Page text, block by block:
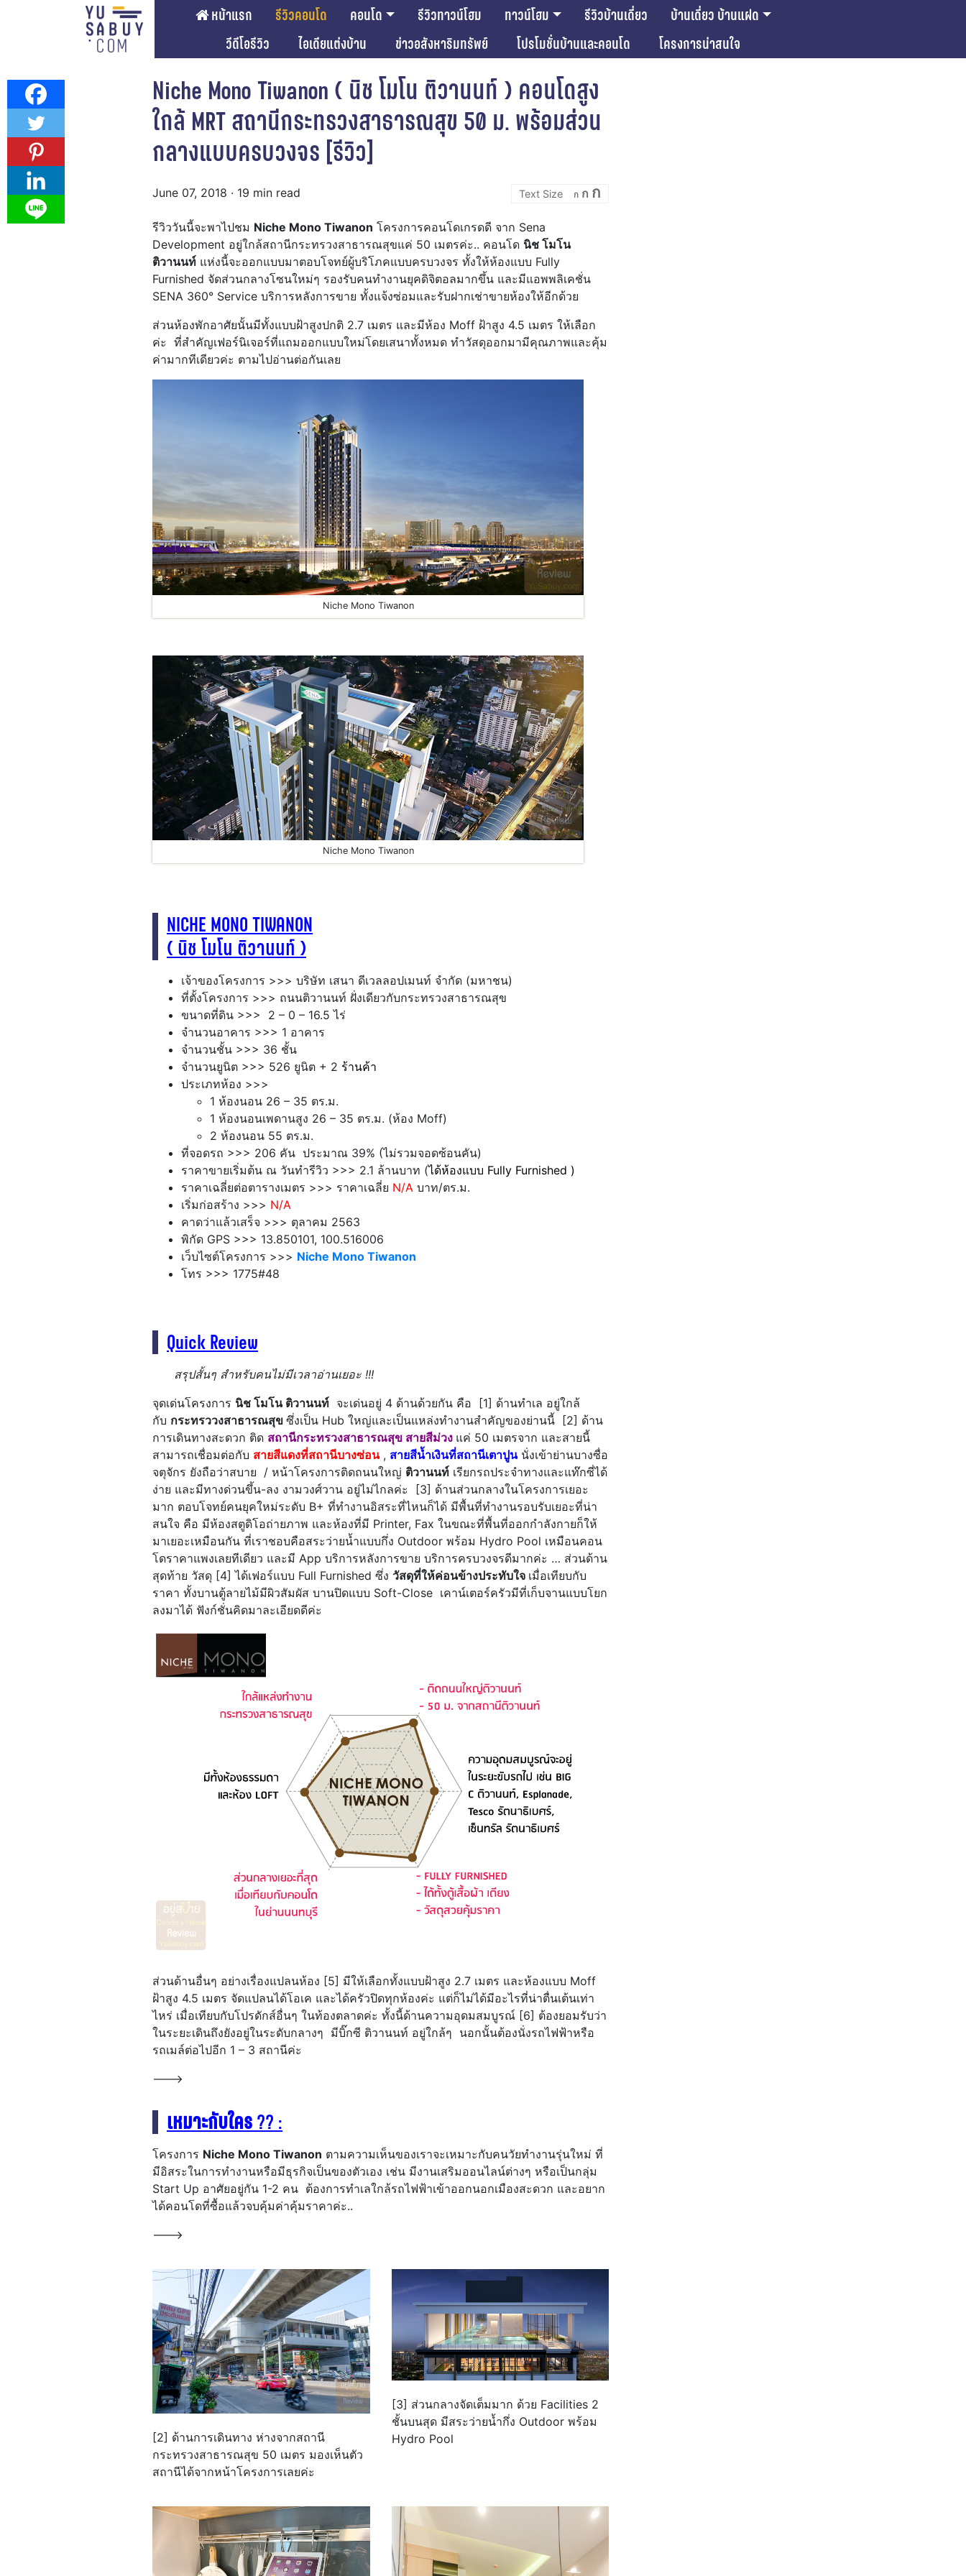
หน้าแรก รีวิวคอนโด คอนโด รีวิวทาวน์โฮม ทาวน์โฮม รีวิวบ้านเดี่ยว
บ้านเดี่ยว บ้านแฝด
วีดีโอรีวิว
ไอเดียแต่งบ้าน ข่าวอสังหาริมทรัพย์ โปรโมชั่นบ้านและคอนโด โครงการน่าสนใจ
Niche Mono Tiwanon ( นิช โมโน ติวานนท์ ) คอนโดสูง
ใกล้ MRT สถานีกระทรวงสาธารณสุข 50 ม. พร้อมส่วน
กลางแบบครบวงจร [รีวิว]
June 07, 2018 · 19 min read ก
Decrease
font
size.
ก Reset
font
ก
รีวิววันนี้จะพาไปชม Niche Mono Tiwanon โครงการคอนโดเกรดดี จาก Sena
Development อยู่ใกล้สถานีกระทรวงสาธารณสุขแค่ 50 เมตรค่ะ.. คอนโด นิช โมโน
ติวานนท์ แห่งนี้จะออกแบบมาตอบโจทย์ผู้บริโภคแบบครบวงจร ทั้งให้ห้องแบบ Fully
Furnished จัดส่วนกลางโซนใหม่ๆ รองรับคนทำงานยุคดิจิตอลมากขึ้น และมีแอพพลิเคชั่น
SENA 360° Service บริการหลังการขาย ทั้งแจ้งซ่อมและรับฝากเช่าขายห้องให้อีกด้วย
ส่วนห้องพักอาศัยนั้นมีทั้งแบบฝ้าสูงปกติ 2.7 เมตร และมีห้อง Moff ฝ้าสูง 4.5 เมตร ให้เลือก
ค่ะ ที่สำคัญเฟอร์นิเจอร์ที่แถมออกแบบใหม่โดยเสนาทั้งหมด ทำวัสดุออกมามีคุณภาพและคุ้ม
ค่ามากทีเดียวค่ะ ตามไปอ่านต่อกันเลย
Niche Mono Tiwanon
Niche Mono Tiwanon
NICHE MONO TIWANON
( นิช โมโน ติวานนท์ )
เจ้าของโครงการ >>> บริษัท เสนา ดีเวลลอปเมนท์ จำกัด (มหาชน)
ที่ตั้งโครงการ >>> ถนนติวานนท์ ฝั่งเดียวกับกระทรวงสาธารณสุข
ขนาดที่ดิน >>> 2 – 0 – 16.5 ไร่
จำนวนอาคาร >>> 1 อาคาร
จำนวนชั้น >>> 36 ชั้น
จำนวนยูนิต >>> 526 ยูนิต + 2 ร้านค้า
ประเภทห้อง >>>
1 ห้องนอน 26 – 35 ตร.ม.
1 ห้องนอนเพดานสูง 26 – 35 ตร.ม. (ห้อง Moff)
2 ห้องนอน 55 ตร.ม.
ที่จอดรถ >>> 206 คัน ประมาณ 39% (ไม่รวมจอดซ้อนคัน)
ราคาขายเริ่มต้น ณ วันทำรีวิว >>> 2.1 ล้านบาท (ได้ห้องแบบ Fully Furnished )
ราคาเฉลี่ยต่อตารางเมตร >>> ราคาเฉลี่ย N/A บาท/ตร.ม.
เริ่มก่อสร้าง >>> N/A
คาดว่าแล้วเสร็จ >>> ตุลาคม 2563
พิกัด GPS >>> 13.850101, 100.516006
เว็บไซต์โครงการ >>> Niche Mono Tiwanon
โทร >>> 1775#48
Quick Review
สรุปสั้นๆ สำหรับคนไม่มีเวลาอ่านเยอะ !!!
จุดเด่นโครงการ นิช โมโน ติวานนท์ จะเด่นอยู่ 4 ด้านด้วยกัน คือ [1] ด้านทำเล อยู่ใกล้
กับ กระทรววงสาธารณสุข ซึ่งเป็น Hub ใหญ่และเป็นแหล่งทำงานสำคัญของย่านนี้ [2] ด้าน
การเดินทางสะดวก ติด สถานีกระทรวงสาธารณสุข สายสีม่วง แค่ 50 เมตรจาก และสายนี้
สามารถเชื่อมต่อกับ สายสีแดงที่สถานีบางซ่อน, สายสีน้ำเงินที่สถานีเตาปูนนั่งเข้าย่านบางซื่อ
จตุจักร ยังถือว่าสบาย / หน้าโครงการติดถนนใหญ่ ติวานนท์ เรียกรถประจำทางและแท๊กซี่ได้
ง่าย และมีทางด่วนขึ้น-ลง งามวงศ์วาน อยู่ไม่ไกลค่ะ [3] ด้านส่วนกลางในโครงการเยอะ
มาก ตอบโจทย์คนยุคใหม่ระดับ B+ ที่ทำงานอิสระที่ไหนก็ได้ มีพื้นที่ทำงานรอบรับเยอะที่น่า
สนใจ คือ มีห้องสตูดิโอถ่ายภาพ และห้องที่มี Printer, Fax ในขณะที่พื้นที่ออกกำลังกายก็ให้
มาเยอะเหมือนกัน ที่เราชอบคือสระว่ายน้ำแบบกึ่ง Outdoor พร้อม Hydro Pool เหมือนคอน
โดราคาแพงเลยทีเดียว และมี App บริการหลังการขาย บริการครบวงจรดีมากค่ะ … ส่วนด้าน
สุดท้าย วัสดุ [4] ได้เฟอร์แบบ Full Furnished ซึ่ง วัสดุที่ให้ค่อนข้างประทับใจ เมื่อเทียบกับ
ราคา ทั้งบานตู้ลายไม้มีผิวสัมผัส บานปิดแบบ Soft-Close เคาน์เตอร์ครัวมีที่เก็บจานแบบโยก
ลงมาได้ ฟังก์ชั่นคิดมาละเอียดดีค่ะ
ส่วนด้านอื่นๆ อย่างเรื่องแปลนห้อง [5] มีให้เลือกทั้งแบบฝ้าสูง 2.7 เมตร และห้องแบบ Moff
ฝ้าสูง 4.5 เมตร จัดแปลนได้โอเค และได้ครัวปิดทุกห้องค่ะ แต่ก็ไม่ได้มีอะไรที่น่าตื่นเต้นเท่า
ไหร่ เมื่อเทียบกับโปรดักส์อื่นๆ ในท้องตลาดค่ะ ทั้งนี้ด้านความอุดมสมบูรณ์ [6] ต้องยอมรับว่า
ในระยะเดินถึงยังอยู่ในระดับกลางๆ มีบิ๊กซี ติวานนท์ อยู่ใกล้ๆ นอกนั้นต้องนั่งรถไฟฟ้าหรือ
รถเมล์ต่อไปอีก 1 – 3 สถานีค่ะ
——–>
เหมาะกับใคร?? :
โครงการ Niche Mono Tiwanon ตามความเห็นของเราจะเหมาะกับคนวัยทำงานรุ่นใหม่ ที่
มีอิสระในการทำงานหรือมีธุรกิจเป็นของตัวเอง เช่น มีงานเสริมออนไลน์ต่างๆ หรือเป็นกลุ่ม
Start Up อาศัยอยู่กัน 1-2 คน ต้องการทำเลใกล้รถไฟฟ้าเข้าออกนอกเมืองสะดวก และอยาก
ได้คอนโดที่ซื้อแล้วจบคุ้มค่าคุ้มราคาค่ะ..
——–>
[2] ด้านการเดินทาง ห่างจากสถานี
กระทรวงสาธารณสุข 50 เมตร มองเห็นตัว
สถานีได้จากหน้าโครงการเลยค่ะ
[3] ส่วนกลางจัดเต็มมาก ด้วย Facilities 2
ชั้นบนสุด มีสระว่ายน้ำกึ่ง Outdoor พร้อม
Hydro Pool